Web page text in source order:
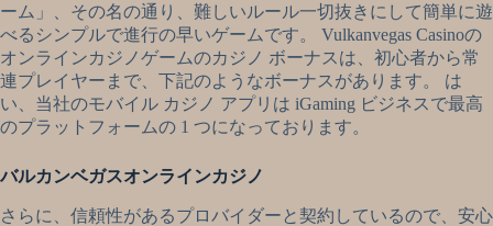
ーム」、その名の通り、難しいルール一切抜きにして簡単に遊
べるシンプルで進行の早いゲームです。 Vulkanvegas Casinoの
オンラインカジノゲームのカジノ ボーナスは、初心者から常
連プレイヤーまで、下記のようなボーナスがあります。 は
い、当社のモバイル カジノ アプリは iGaming ビジネスで最高
のプラットフォームの 1 つになっております。
バルカンベガスオンラインカジノ
さらに、信頼性があるプロバイダーと契約しているので、安心